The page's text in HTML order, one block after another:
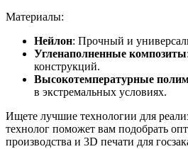
Материалы:
Нейлон: Прочный и
Угленаполненные композиты
конструкций.
Высокотемпературные
в экстремальных условиях.
Ищете лучшие технологии для
технолог поможет вам подобрать
производства и 3D печати для